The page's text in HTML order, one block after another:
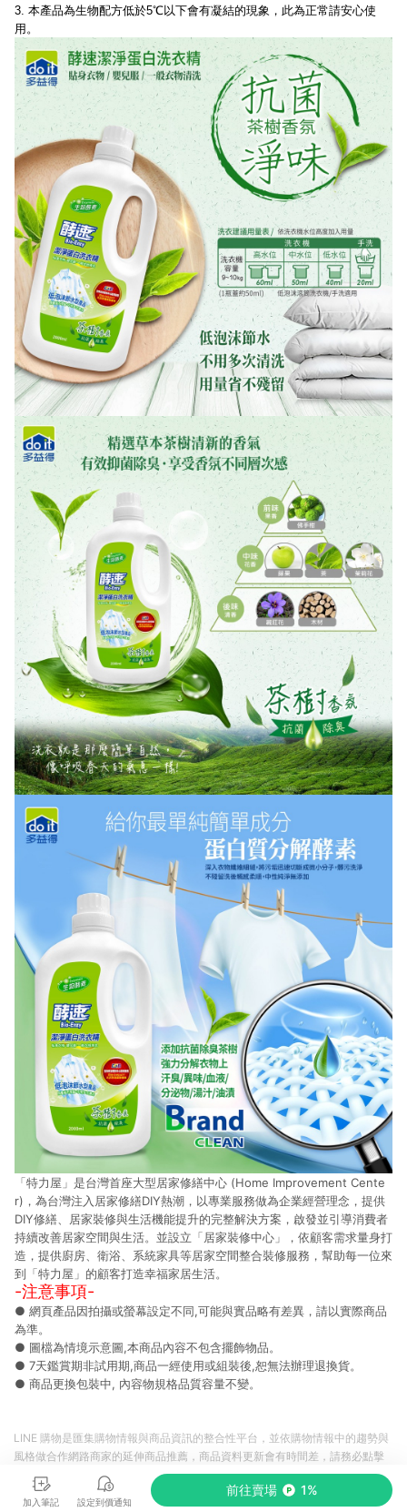
3. 本產品為生物配方低於5℃以下會有凝結的現象，此為正常請安心使
用。
「特力屋」是台灣首座大型居家修繕中心 (Home Improvement Cente
r)，為台灣注入居家修繕DIY熱潮，以專業服務做為企業經營理念，提供
DIY修繕、居家裝修與生活機能提升的完整解決方案，啟發並引導消費者
持續改善居家空間與生活。並設立「居家裝修中心」，依顧客需求量身打
造，提供廚房、衛浴、系統家具等居家空間整合裝修服務，幫助每一位來
到「特力屋」的顧客打造幸福家居生活。
-注意事項-
● 網頁產品因拍攝或螢幕設定不同,可能與實品略有差異，請以實際商品
為準。
● 圖檔為情境示意圖,本商品內容不包含擺飾物品。
● 7天鑑賞期非試用期,商品一經使用或組裝後,恕無法辦理退換貨。
● 商品更換包裝中, 內容物規格品質容量不變。
加入筆記 設定到價通知
前往賣場 1%
LINE 購物是匯集購物情報與商品資訊的整合性平台，並依購物情報中的趨勢與
風格做合作網路商家的延伸商品推薦，商品資料更新會有時間差，請務必點擊
商品至各合作網路商家，確認現售價與購物條件，一切資訊以合作廠商網頁為
準。